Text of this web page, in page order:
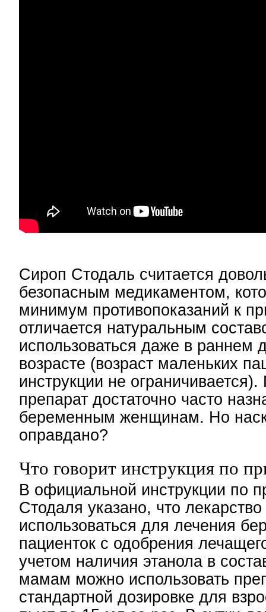
Сироп Стодаль считается
безопасным медикаментом,
минимум противопоказаний к
отличается натуральным
использоваться даже в раннем
возрасте (возраст маленьких
инструкции не
препарат достаточно часто
беременным женщинам. Но
оправдано?
Что говорит инструкция по
В официальной инструкции по
Стодаля указано, что
использоваться для лечения
пациенток с одобрения
учетом наличия этанола в
мамам можно использовать
стандартной дозировке для